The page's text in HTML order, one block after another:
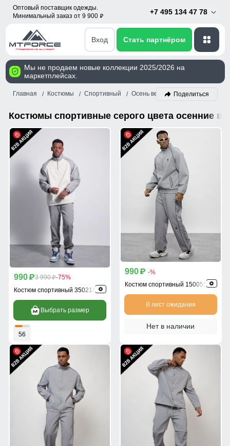
Оптовый поставщик одежды.
Минимальный заказ от 9 900 p
+7 495 134 47 78
Вход Стать партнёром
Мы не продаем новые коллекции 2025/2026 на
маркетплейсах.
Главная Костюмы Спортивный Осень весна Серый
Поделиться
Костюмы спортивные серого цвета осенние
990 p3 990 p-75%
Костюм спортивный 35021Sr
Выбрать размер
56
990 p -%
Костюм спортивный 15005Sr
В лист ожидания
Нет в наличии